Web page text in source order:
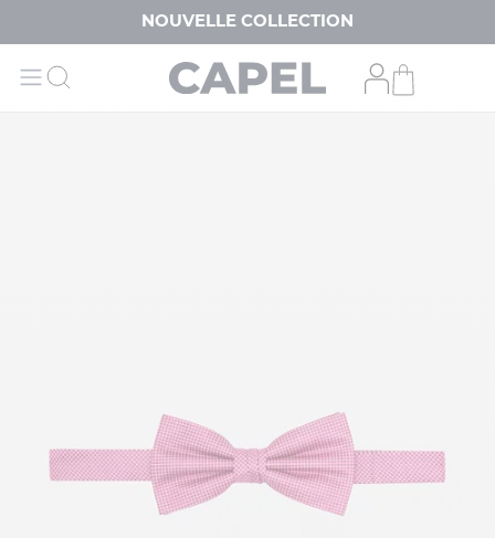
NOUVELLE COLLECTION